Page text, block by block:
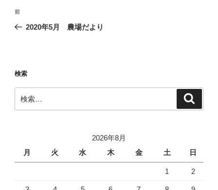
投
ナ
ー
シ
ョ
前
の
前
2020年5月 農場だより
検索
索:
2026年8月
月
火 水 木 金 土 日
1 2